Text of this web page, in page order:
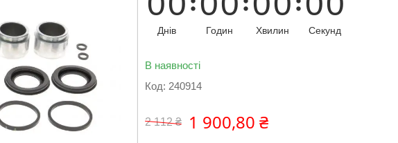
Днів Годин Хвилин Секунд
В наявності
Код: 240914
2 112 ₴ 1 900,80 ₴